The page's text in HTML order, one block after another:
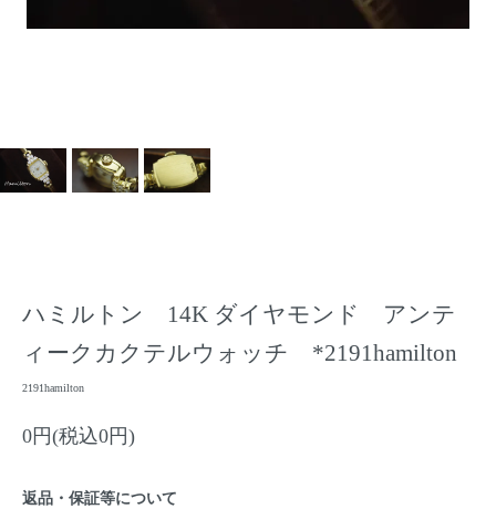
ハミルトン 14K ダイヤモンド アンテ
ィークカクテルウォッチ *2191hamilton
2191hamilton
0円(税込0円)
返品・保証等について